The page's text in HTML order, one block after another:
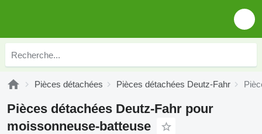
Pièces détachées Pièces détachées Deutz-Fahr
Pièces détachées Deutz-Fahr pour
moissonneuse-batteuse